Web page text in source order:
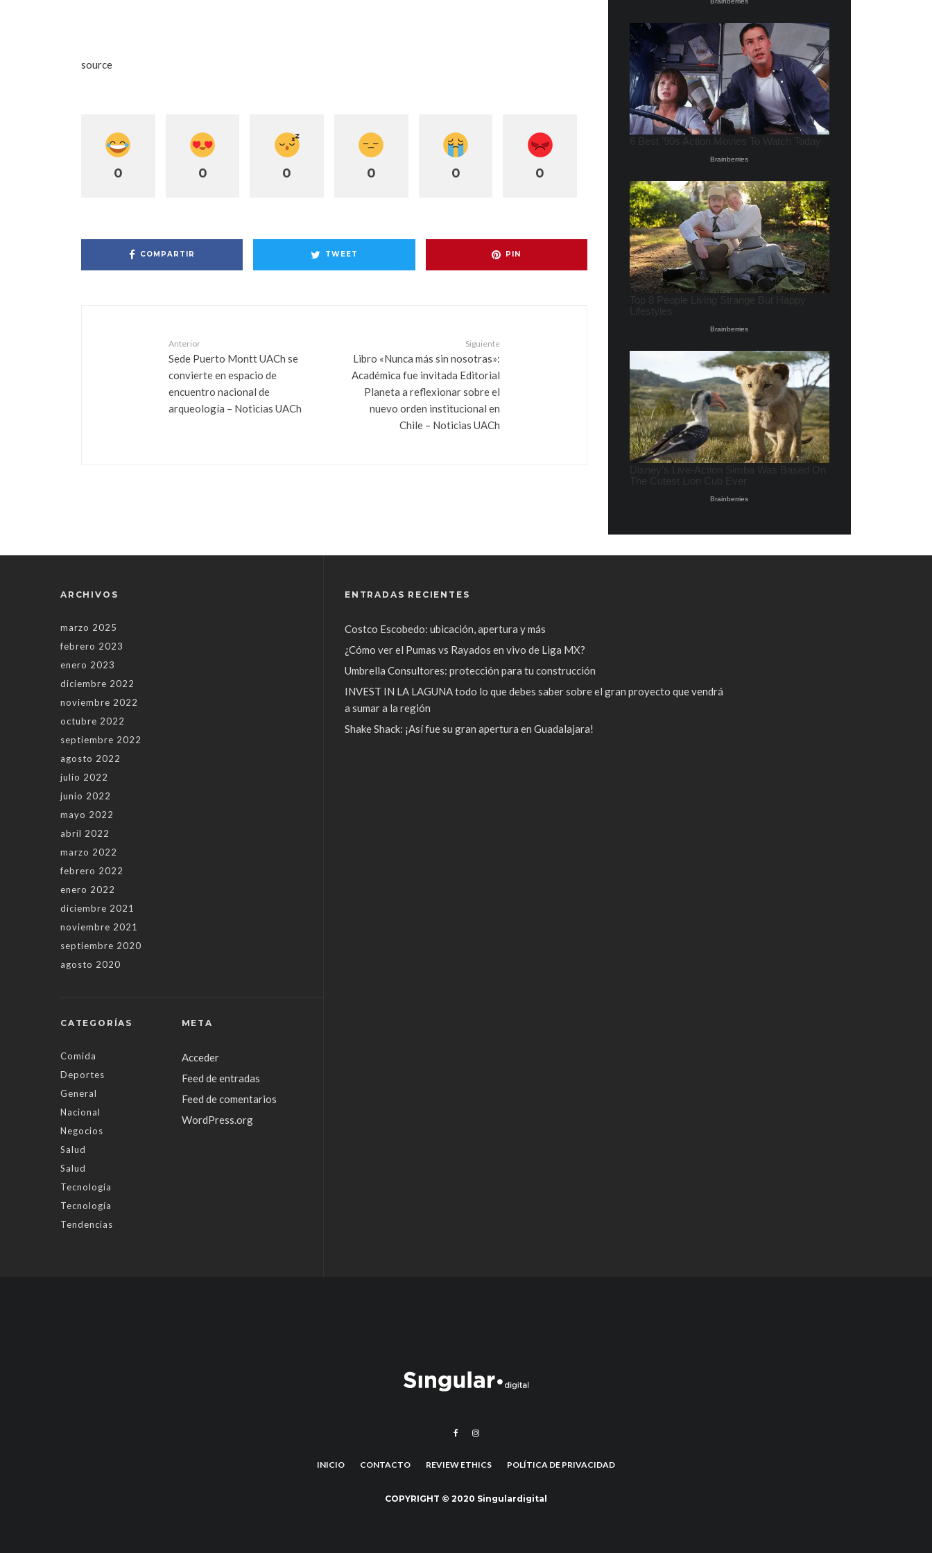
source
0 0 0 0 0 0
COMPARTIR TWEET PIN
Anterior
Sede Puerto Montt UACh se
convierte en espacio de
encuentro nacional de
arqueología – Noticias UACh
Siguiente
Libro «Nunca más sin nosotras»:
Académica fue invitada Editorial
Planeta a reflexionar sobre el
nuevo orden institucional en
Chile – Noticias UACh
ARCHIVOS
marzo 2025
febrero 2023
enero 2023
diciembre 2022
noviembre 2022
octubre 2022
septiembre 2022
agosto 2022
julio 2022
junio 2022
mayo 2022
abril 2022
marzo 2022
febrero 2022
enero 2022
diciembre 2021
noviembre 2021
septiembre 2020
agosto 2020
CATEGORÍAS
Comida
Deportes
General
Nacional
Negocios
Salud
Salud
Tecnología
Tecnología
Tendencias
META
Acceder
Feed de entradas
Feed de comentarios
WordPress.org
ENTRADAS RECIENTES
Costco Escobedo: ubicación, apertura y más
¿Cómo ver el Pumas vs Rayados en vivo de Liga MX?
Umbrella Consultores: protección para tu construcción
INVEST IN LA LAGUNA todo lo que debes saber sobre el gran proyecto que vendrá
a sumar a la región
Shake Shack: ¡Así fue su gran apertura en Guadalajara!
INICIO CONTACTO REVIEW ETHICS POLÍTICA DE PRIVACIDAD
COPYRIGHT © 2020 Singulardigital